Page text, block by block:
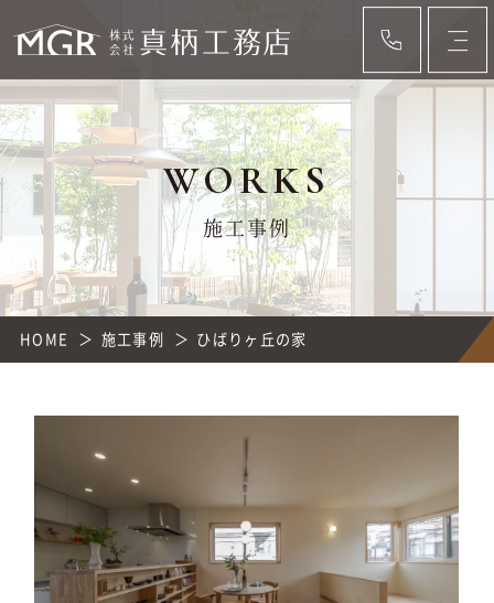
WORKS
施工事例
HOME 施工事例 ひばりヶ丘の家